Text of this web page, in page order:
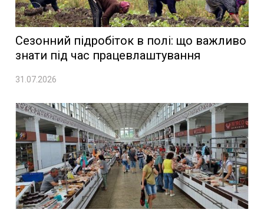
Сезонний підробіток в полі: що важливо
знати під час працевлаштування
31.07.2026